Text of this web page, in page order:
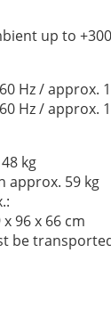
up to
Hz / approx.
Hz / approx.
kg
approx. 59 kg
96 x 66 cm
be